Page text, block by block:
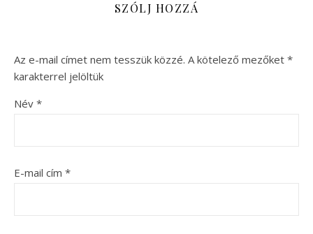
SZÓLJ HOZZÁ
Az e-mail címet nem tesszük közzé. A kötelező mezőket *
karakterrel jelöltük
Név *
E-mail cím *